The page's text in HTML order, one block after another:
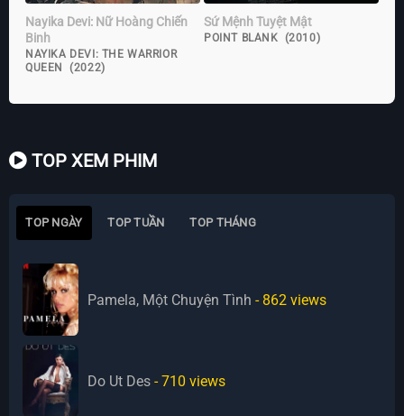
Nayika Devi: Nữ Hoàng Chiến
Binh
NAYIKA DEVI: THE WARRIOR
QUEEN (2022)
Sứ Mệnh Tuyệt Mật
POINT BLANK (2010)
TOP XEM PHIM
TOP NGÀY TOP TUẦN TOP THÁNG
Pamela, Một Chuyện Tình - 862 views
Do Ut Des - 710 views